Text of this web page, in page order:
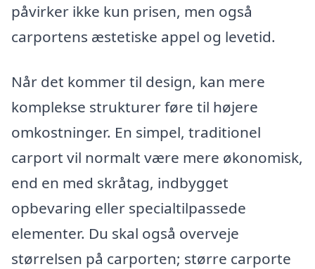
påvirker ikke kun prisen, men også
carportens æstetiske appel og levetid.
Når det kommer til design, kan mere
komplekse strukturer føre til højere
omkostninger. En simpel, traditionel
carport vil normalt være mere økonomisk,
end en med skråtag, indbygget
opbevaring eller specialtilpassede
elementer. Du skal også overveje
størrelsen på carporten; større carporte